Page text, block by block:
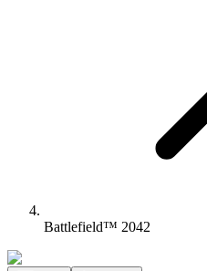
Battlefield™ 2042